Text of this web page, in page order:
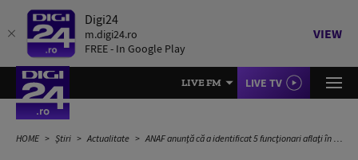
Digi24
m.digi24.ro
FREE - In Google Play
VIEW
LIVE FM LIVE TV
HOME Știri Actualitate ANAF anunță că a identificat 5 funcţionari aflaţi în conflict de interese și că va sesiza Agenţia Naţională de Integritate